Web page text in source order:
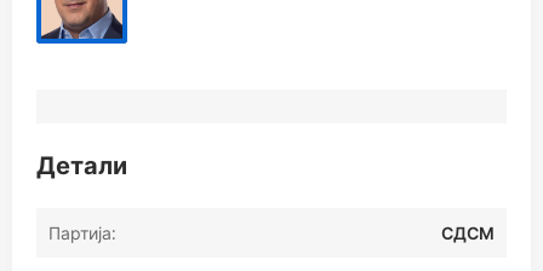
Детали
Партија: СДСМ